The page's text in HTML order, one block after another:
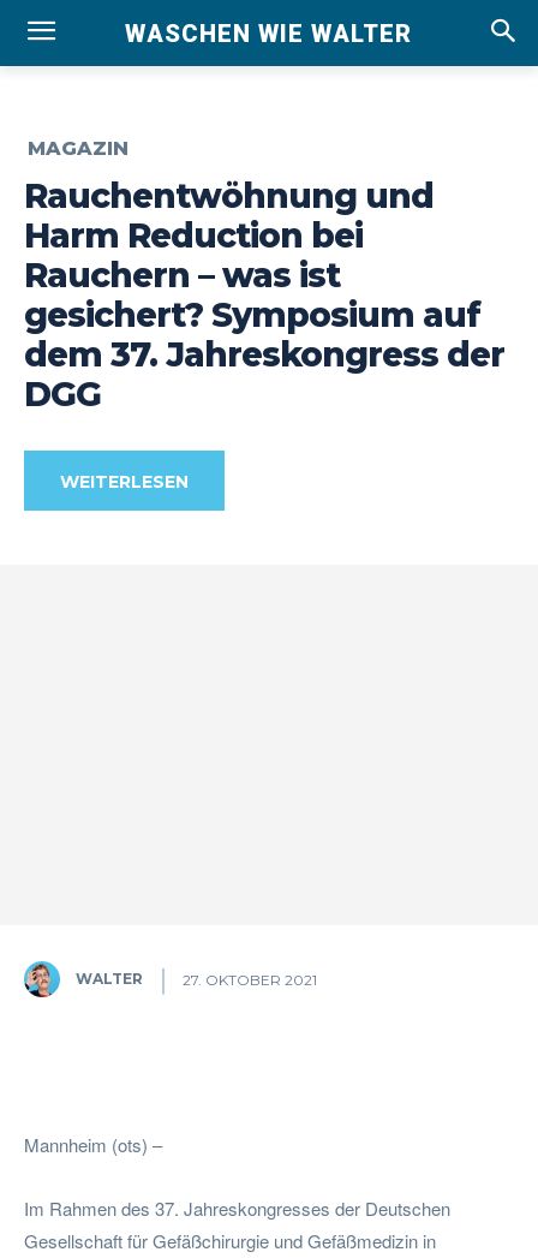
WASCHEN WIE WALTER
MAGAZIN
Rauchentwöhnung und
Harm Reduction bei
Rauchern – was ist
gesichert? Symposium auf
dem 37. Jahreskongress der
DGG
WEITERLESEN
WALTER 27. OKTOBER 2021
Mannheim (ots) –
Im Rahmen des 37. Jahreskongresses der Deutschen
Gesellschaft für Gefäßchirurgie und Gefäßmedizin in